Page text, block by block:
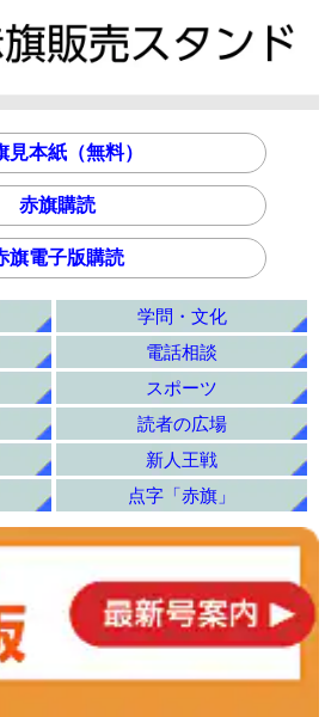
見本紙（無料）
赤旗購読
旗電子版購読
学問・文化
電話相談
スポーツ
読者の広場
新人王戦
点字「赤旗」